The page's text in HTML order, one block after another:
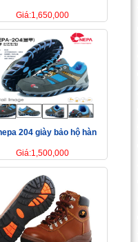
Giá:1,650,000
204 giày bảo hộ hàn
Giá:1,500,000